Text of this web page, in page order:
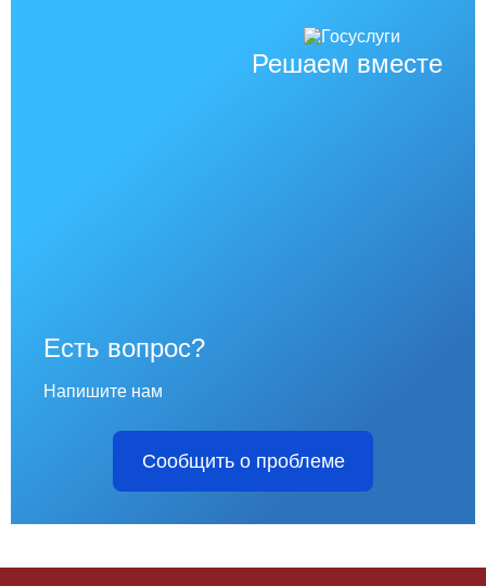
Решаем вместе
Есть вопрос?
Напишите нам
Сообщить о проблеме